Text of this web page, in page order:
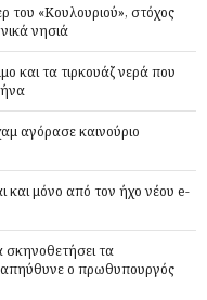
του «Κουλουριού», στόχος
νησιά
και τα τιρκουάζ νερά που
αγόρασε καινούριο
και μόνο από τον ήχο νέου e-
τα
απηύθυνε ο πρωθυπουργός